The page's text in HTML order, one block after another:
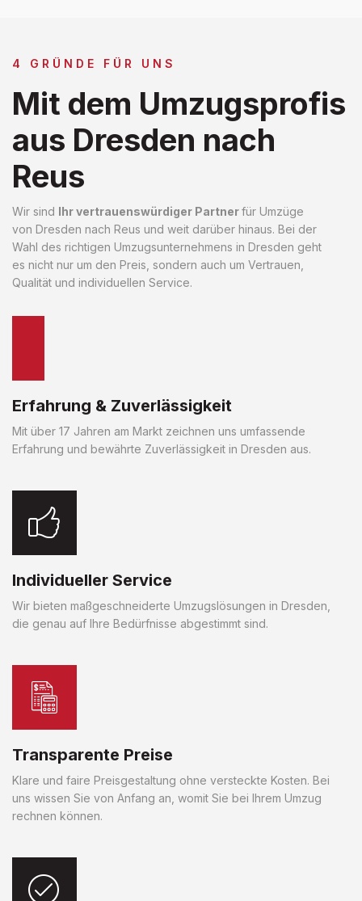
4 GRÜNDE FÜR UNS
Mit dem Umzugsprofis
aus Dresden nach
Reus
Wir sind Ihr vertrauenswürdiger Partnerfür Umzüge
von Dresden nach Reus und weit darüber hinaus. Bei der
Wahl des richtigen Umzugsunternehmens in Dresden geht
es nicht nur um den Preis, sondern auch um Vertrauen,
Qualität und individuellen Service.
Erfahrung & Zuverlässigkeit
Mit über 17 Jahren am Markt zeichnen uns umfassende
Erfahrung und bewährte Zuverlässigkeit in Dresden aus.
Individueller Service
Wir bieten maßgeschneiderte Umzugslösungen in Dresden,
die genau auf Ihre Bedürfnisse abgestimmt sind.
Transparente Preise
Klare und faire Preisgestaltung ohne versteckte Kosten. Bei
uns wissen Sie von Anfang an, womit Sie bei Ihrem Umzug
rechnen können.